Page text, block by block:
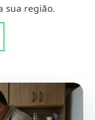
sua região.